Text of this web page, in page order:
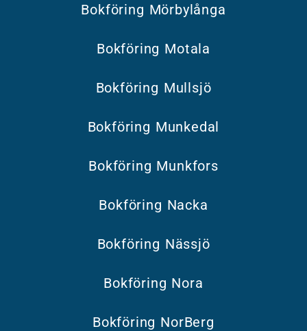
Bokföring Mörbylånga
Bokföring Motala
Bokföring Mullsjö
Bokföring Munkedal
Bokföring Munkfors
Bokföring Nacka
Bokföring Nässjö
Bokföring Nora
Bokföring NorBerg